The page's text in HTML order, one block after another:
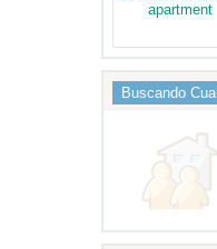
Buscando